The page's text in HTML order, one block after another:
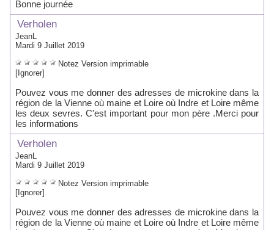
Bonne journée
Verholen
JeanL
Mardi 9 Juillet 2019
Notez Version imprimable
[Ignorer]
Pouvez vous me donner des adresses de microkine dans la
région de la Vienne où maine et Loire où Indre et Loire même
les deux sevres. C'est important pour mon père .Merci pour
les informations
Verholen
JeanL
Mardi 9 Juillet 2019
Notez Version imprimable
[Ignorer]
Pouvez vous me donner des adresses de microkine dans la
région de la Vienne où maine et Loire où Indre et Loire même